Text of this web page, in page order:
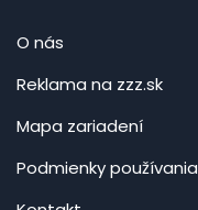
O nás
Reklama na zzz.sk
Mapa zariadení
Podmienky používania